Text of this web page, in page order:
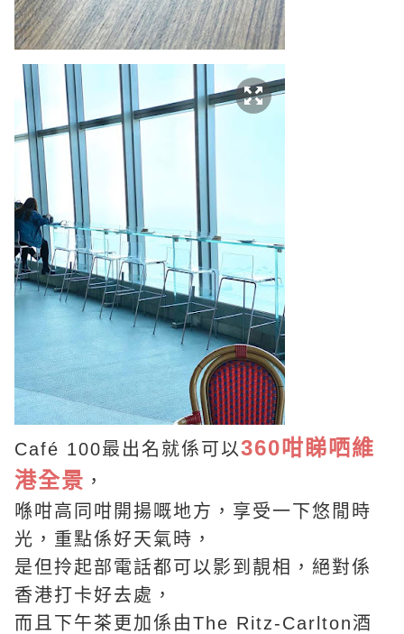
Café 100最出名就係可以360咁睇哂維
港全景 ，
喺咁高同咁開揚嘅地方，享受一下悠閒時
光，重點係好天氣時，
是但拎起部電話都可以影到靚相，絕對係
香港打卡好去處，
而且下午茶更加係由The Ritz-Carlton酒